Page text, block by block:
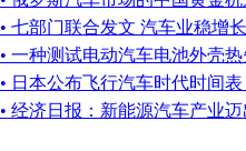
• 七部门联合发文 汽车业稳增
• 一种测试电动汽车电池外壳
• 日本公布飞行汽车时代时间
• 经济日报：新能源汽车产业